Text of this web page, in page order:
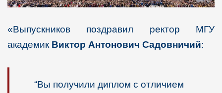
«Выпускников поздравил ректор МГУ
академик Виктор Антонович Садовничий:
“Вы получили диплом с отличием